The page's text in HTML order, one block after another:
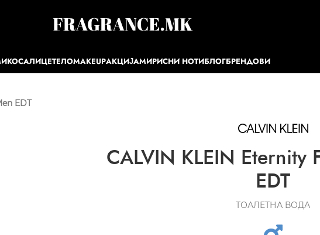
КОСАЛИЦЕТЕЛОMAKEUPАКЦИЈАМИРИСНИ НОТИБЛОГБРЕНДОВИ
EDT
CALVIN KLEIN Eternity
EDT
ТОАЛЕТНА ВОДА